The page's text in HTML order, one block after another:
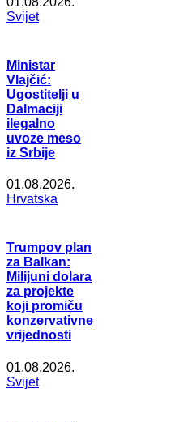
Svijet
Ministar
Vlajčić:
Ugostitelji u
Dalmaciji
ilegalno
uvoze meso
iz Srbije
01.08.2026.
Hrvatska
Trumpov plan
za Balkan:
Milijuni dolara
za projekte
koji promiču
konzervativne
vrijednosti
01.08.2026.
Svijet